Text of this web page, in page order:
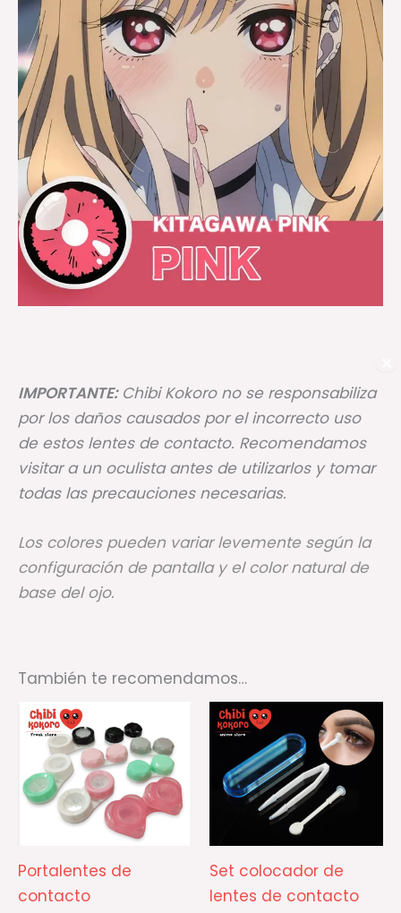
IMPORTANTE:Chibi Kokoro no se responsabiliza
por los daños causados por el incorrecto uso
de estos lentes de contacto. Recomendamos
visitar a un oculista antes de utilizarlos y tomar
todas las precauciones necesarias.
Los colores pueden variar levemente según la
configuración de pantalla y el color natural de
base del ojo.
También te recomendamos…
Portalentes de
contacto
de
precios:
desde
$2.000,00
hasta
$4.000,00
Este
producto
múltiples
variantes.
opciones
Set colocador de
lentes de contacto